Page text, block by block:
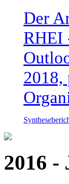
Der
RHEI
2018,
2016 -